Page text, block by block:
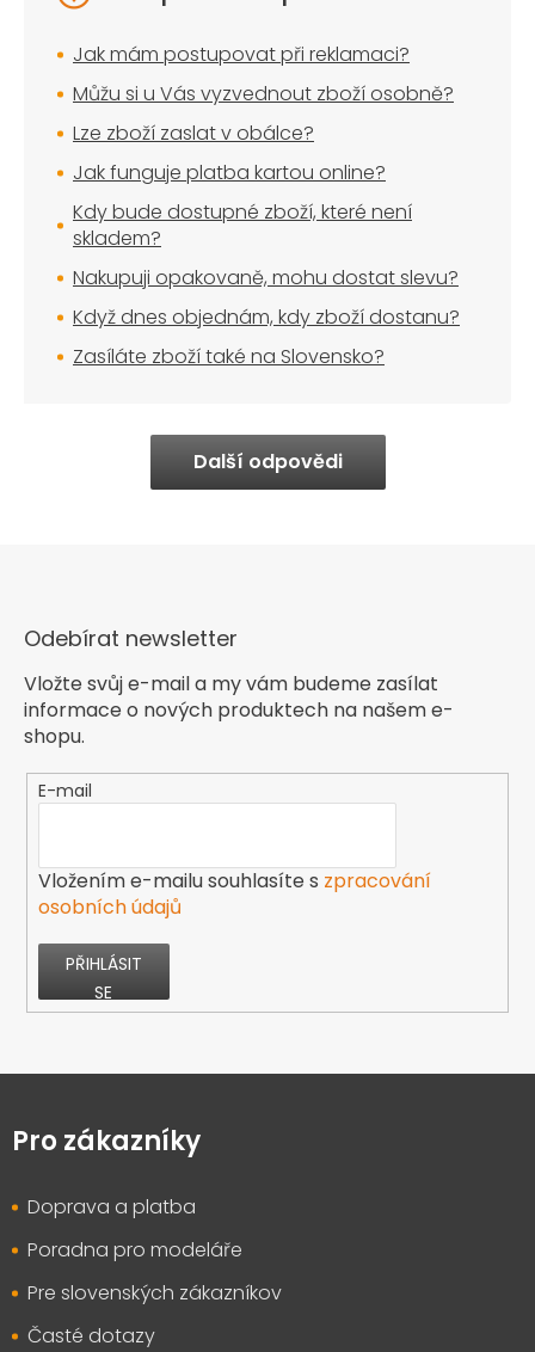
Jak mám postupovat při reklamaci?
Můžu si u Vás vyzvednout zboží osobně?
Lze zboží zaslat v obálce?
Jak funguje platba kartou online?
Kdy bude dostupné zboží, které není
skladem?
Nakupuji opakovaně, mohu dostat slevu?
Když dnes objednám, kdy zboží dostanu?
Zasíláte zboží také na Slovensko?
Další odpovědi
Odebírat newsletter
Vložte svůj e-mail a my vám budeme zasílat
informace o nových produktech na našem e-
shopu.
E-mail
Vložením e-mailu souhlasíte s zpracování
osobních údajů
PŘIHLÁSIT
SE
pPro zákazníky
Doprava a platba
Poradna pro modeláře
Pre slovenských zákazníkov
Časté dotazy